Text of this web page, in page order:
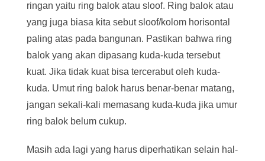
ringan yaitu ring balok atau sloof. Ring balok atau
yang juga biasa kita sebut sloof/kolom horisontal
paling atas pada bangunan. Pastikan bahwa ring
balok yang akan dipasang kuda-kuda tersebut
kuat. Jika tidak kuat bisa tercerabut oleh kuda-
kuda. Umut ring balok harus benar-benar matang,
jangan sekali-kali memasang kuda-kuda jika umur
ring balok belum cukup.
Masih ada lagi yang harus diperhatikan selain hal-